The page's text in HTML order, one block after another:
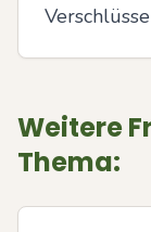
Weitere
Thema: